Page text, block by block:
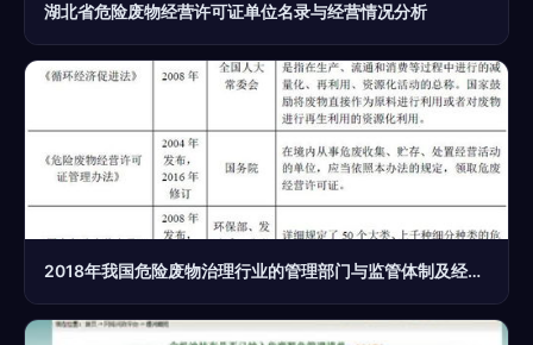
湖北省危险废物经营许可证单位名录与经营情况分析
2018年我国危险废物治理行业的管理部门与监管体制及经营许可政策解析